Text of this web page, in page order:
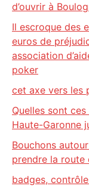
d’ouvrir à
Il escroque des
euros de
association
poker
cet axe vers les
Quelles sont
Haute-Garonne
Bouchons
prendre la route
badges,